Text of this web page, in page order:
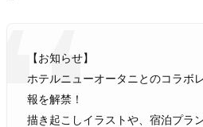
【お知らせ】
ホテルニューオータニとのコラボ
報を解禁！
描き起こしイラストや、宿泊プラ